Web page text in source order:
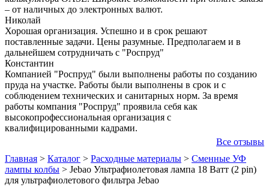
– от наличных до электронных валют.
Николай
Хорошая организация. Успешно и в срок решают
поставленные задачи. Цены разумные. Предполагаем и в
дальнейшем сотрудничать с "Роспруд"
Константин
Компанией "Роспруд" были выполнены работы по созданию
пруда на участке. Работы были выполнены в срок и с
соблюдением технических и санитарных норм. За время
работы компания "Роспруд" проявила себя как
высокопрофессиональная организация с
квалифицированными кадрами.
Все отзывы
Главная > Каталог > Расходные материалы > Сменные УФ
лампы колбы > Jebao Ультрафиолетовая лампа 18 Ватт (2 pin)
для ультрафиолетового фильтра Jebao